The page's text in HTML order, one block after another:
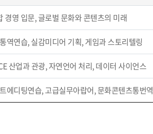
영 입문, 글로벌 문화와 콘텐츠의 미래
역연습, 실감미디어 기획, 게임과 스토리텔링
산업과 관광, 자연언어 처리, 데이터 사이언스
에디팅연습, 고급실무아랍어, 문화콘텐츠통번역